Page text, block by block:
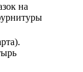
на